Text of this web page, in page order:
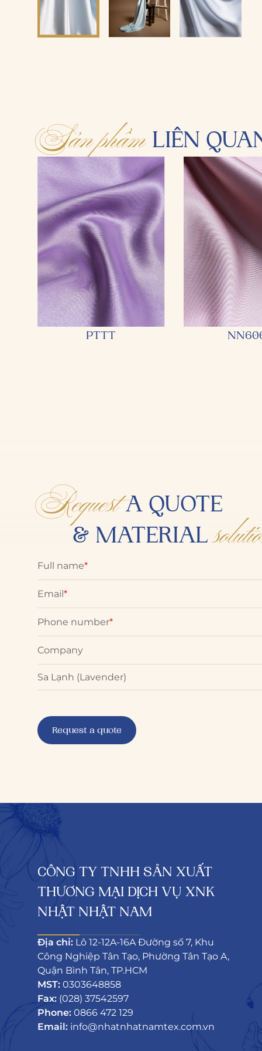
Sản phẩmLIÊN
PTTT
RequestA QUOTE
& MATERIAL
Full name*
Email *
Phone number*
Company
CÔNG TY TNHH SẢN XUẤT
THƯƠNG MẠI DỊCH VỤ XNK
NHẬT NHẬT NAM
Địa chỉ: Lô 12-12A-16A Đường số 7, Khu
Công Nghiệp Tân Tạo, Phường Tân Tạo A,
Quận Bình Tân, TP.HCM
MST: 0303648858
Fax: (028) 37542597
Phone: 0866 472 129
Email: info@nhatnhatnamtex.com.vn